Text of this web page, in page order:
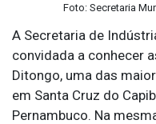
Foto: Secretaria
A Secretaria de
convidada a conhecer
Ditongo, uma das
em Santa Cruz do
Pernambuco. Na